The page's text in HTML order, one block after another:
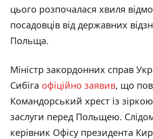
цього розпочалася хвиля
посадовців від державних
Польща.
Міністр закордонних справ
Сибіга офіційно заявив, що
Командорський хрест із
заслуги перед Польщею.
керівник Офісу президента